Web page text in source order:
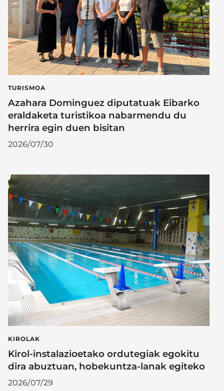
TURISMOA
Azahara Dominguez diputatuak Eibarko
eraldaketa turistikoa nabarmendu du
herrira egin duen bisitan
2026/07/30
KIROLAK
Kirol-instalazioetako ordutegiak egokitu
dira abuztuan, hobekuntza-lanak egiteko
2026/07/29